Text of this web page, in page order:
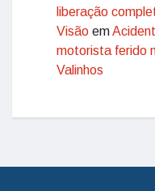
liberação
Visão em
motorista ferido
Valinhos